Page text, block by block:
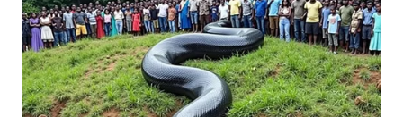
WN
PRIANGAN
TIMUR
WN